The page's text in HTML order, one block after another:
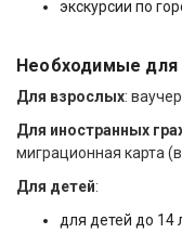
экскурсии по
Необходимые
Для взрослых:
Для иностранных
миграционная карта
Для детей:
для детей до 14